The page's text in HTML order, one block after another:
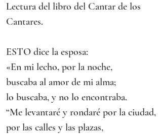
Lectura del libro del Cantar de los
Cantares.
ESTO dice la esposa:
«En mi lecho, por la noche,
buscaba al amor de mi alma;
lo buscaba, y no lo encontraba.
“Me levantaré y rondaré por la ciudad,
por las calles y las plazas,